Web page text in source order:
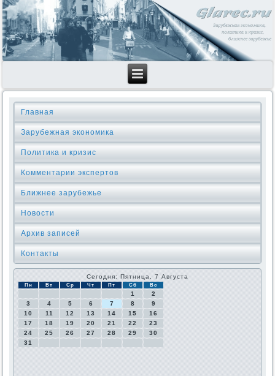
Главная
Зарубежная экономика
Политика и кризис
Комментарии экспертов
Ближнее зарубежье
Новости
Архив записей
Контакты
Сегодня: Пятница, 7 Августа
Пн Вт Ср Чт Пт Сб Вс
1
2
3
4 5 6 7 8
9
10
11 12 13 14 15
16
17
18 19 20 21 22
23
24
25 26 27 28 29
30
31